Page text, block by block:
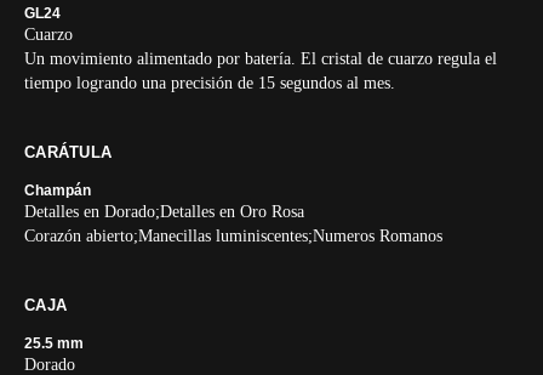
GL24
Cuarzo
Un movimiento alimentado por batería. El cristal de cuarzo regula el
tiempo logrando una precisión de 15 segundos al mes.
CARÁTULA
Champán
Detalles en Dorado;Detalles en Oro Rosa
Corazón abierto;Manecillas luminiscentes;Numeros Romanos
CAJA
25.5 mm
Dorado